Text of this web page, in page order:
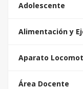
Adolescente
Alimentación y
Aparato
Área Docente